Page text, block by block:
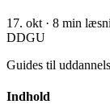
17. okt · 8 min
DDGU
Guides til
Indhold